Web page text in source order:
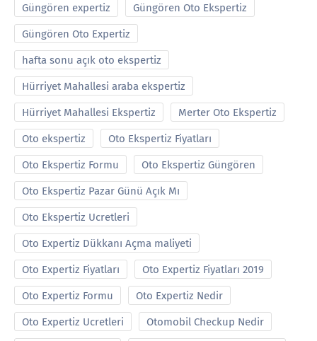
Güngören expertiz Güngören Oto Ekspertiz
Güngören Oto Expertiz
hafta sonu açık oto ekspertiz
Hürriyet Mahallesi araba ekspertiz
Hürriyet Mahallesi Ekspertiz Merter Oto Ekspertiz
Oto ekspertiz Oto Ekspertiz Fiyatları
Oto Ekspertiz Formu Oto Ekspertiz Güngören
Oto Ekspertiz Pazar Günü Açık Mı
Oto Ekspertiz Ucretleri
Oto Expertiz Dükkanı Açma maliyeti
Oto Expertiz Fiyatları Oto Expertiz Fiyatları 2019
Oto Expertiz Formu Oto Expertiz Nedir
Oto Expertiz Ucretleri Otomobil Checkup Nedir